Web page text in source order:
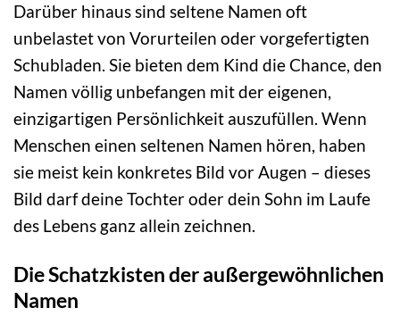
Darüber hinaus sind seltene Namen oft
unbelastet von Vorurteilen oder vorgefertigten
Schubladen. Sie bieten dem Kind die Chance, den
Namen völlig unbefangen mit der eigenen,
einzigartigen Persönlichkeit auszufüllen. Wenn
Menschen einen seltenen Namen hören, haben
sie meist kein konkretes Bild vor Augen – dieses
Bild darf deine Tochter oder dein Sohn im Laufe
des Lebens ganz allein zeichnen.
Die Schatzkisten der außergewöhnlichen
Namen